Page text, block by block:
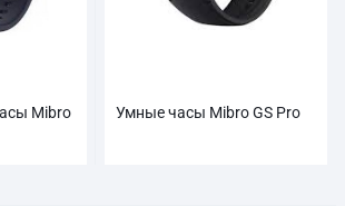
Mibro
Умные часы Mibro GS Pro